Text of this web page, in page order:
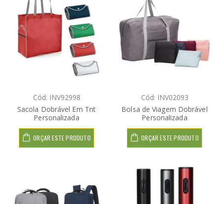
Cód: INV92998
Sacola Dobrável Em Tnt
Personalizada
ORÇAR ESTE PRODUTO
Cód: INV02093
Bolsa de Viagem Dobrável
Personalizada
ORÇAR ESTE PRODUTO